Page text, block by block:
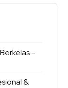
–
&